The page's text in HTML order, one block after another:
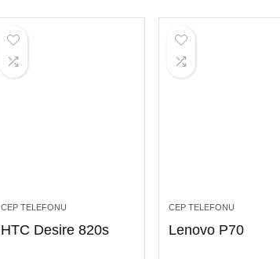
CEP TELEFONU
HTC Desire 820s
CEP TELEFONU
Lenovo P70